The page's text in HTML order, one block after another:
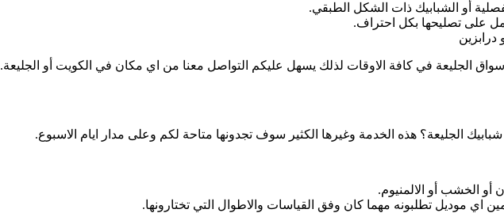
أو الشبابيك ذات الشكل الطبقي.
على تصليحها بكل احتراف.
الجليعة في كافة الاوقات لذلك يسهل عليكم التواصل معنا من اي مكان في الكويت أو الجليعة.
الجليعة؟ هذه الخدمة وغيرها الكثير سوف تجدونها متاحة لكم وعلى مدار ايام الاسبوع.
أو الخشب أو الالمنيوم.
اي موديل تطلبونه مهما كان وفق القياسات والاطوال التي تختارونها.